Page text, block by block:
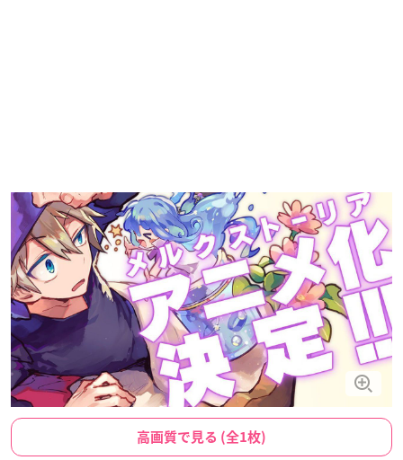
高画質で見る (全1枚)